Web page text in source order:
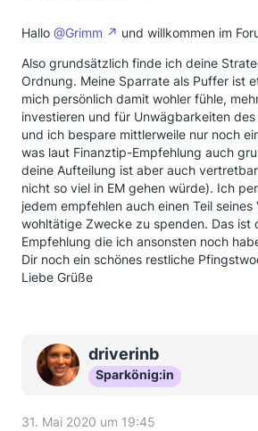
Hallo @Grimm
und willkommen im
Also grundsätzlich finde ich deine
Ordnung. Meine Sparrate als Puffer ist
mich persönlich damit wohler fühle,
investieren und für Unwägbarkeiten
und ich bespare mittlerweile nur noch
was laut Finanztip-Empfehlung auch
deine Aufteilung ist aber auch
nicht so viel in EM gehen würde). Ich
jedem empfehlen auch einen Teil seines
wohltätige Zwecke zu spenden. Das ist
Empfehlung die ich ansonsten noch
Dir noch ein schönes restliche
Liebe Grüße
driverinb
Sparkönig:in
31. Mai 2020 um 19:45